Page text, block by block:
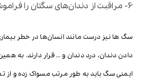
6- مراقبت از دندان‌های سگتان را فراموش نکنید!
سگ ها نیز درست مانند انسان‌ها در خطر
دادن دندان، درد دندان و … قرار دارند. به
ایمنی سگ باید به طور مرتب مسواک زده و از